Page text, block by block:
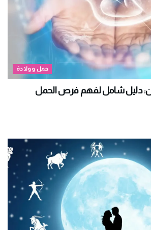
حمل وولادة
دليل شامل لفهم فرص الحمل